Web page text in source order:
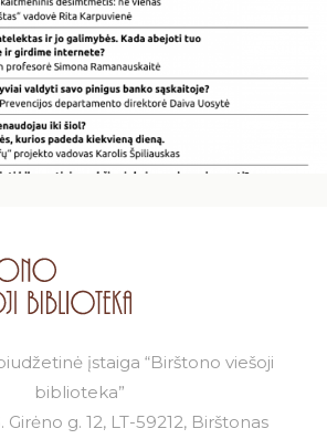
įstaiga “Birštono viešoji
biblioteka”
Girėno g. 12, LT-59212, Birštonas